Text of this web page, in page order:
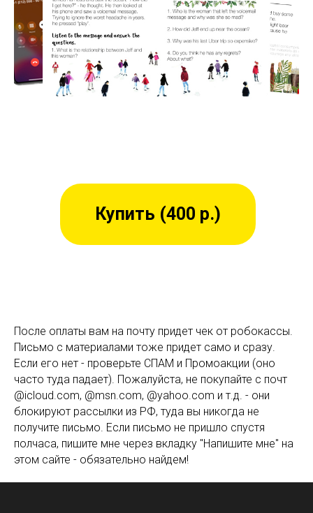
Купить (400 р.)
После оплаты вам на почту придет чек от робокассы.
Письмо с материалами тоже придет само и сразу.
Если его нет - проверьте СПАМ и Промоакции (оно
часто туда падает). Пожалуйста, не покупайте с почт
@icloud.com, @msn.com, @yahoo.com и т.д. - они
блокируют рассылки из РФ, туда вы никогда не
получите письмо. Если письмо не пришло спустя
полчаса, пишите мне через вкладку "Напишите мне" на
этом сайте - обязательно найдем!